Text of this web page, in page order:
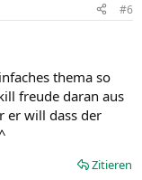
#6
thema so
freude daran aus
er will dass der
Zitieren